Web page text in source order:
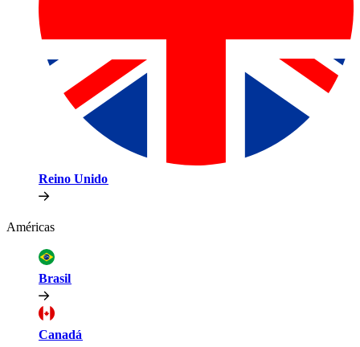
Reino Unido​​
Américas​​
Brasil​​
Canadá​​